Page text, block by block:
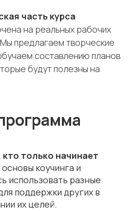
часть курса
на реальных рабочих
Мы предлагаем творческие
составлению планов
будут полезны на
кто только начинает
коучинга и
использовать разные
поддержки других в
их целей.